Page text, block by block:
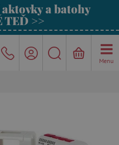
a batohy
TEĎ >>
Menu